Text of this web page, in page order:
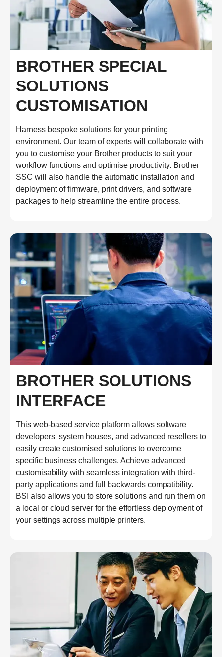
BROTHER SPECIAL
SOLUTIONS
CUSTOMISATION
Harness bespoke solutions for your printing
environment. Our team of experts will collaborate with
you to customise your Brother products to suit your
workflow functions and optimise productivity. Brother
SSC will also handle the automatic installation and
deployment of firmware, print drivers, and software
packages to help streamline the entire process.
BROTHER SOLUTIONS
INTERFACE
This web-based service platform allows software
developers, system houses, and advanced resellers to
easily create customised solutions to overcome
specific business challenges. Achieve advanced
customisability with seamless integration with third-
party applications and full backwards compatibility.
BSI also allows you to store solutions and run them on
a local or cloud server for the effortless deployment of
your settings across multiple printers.